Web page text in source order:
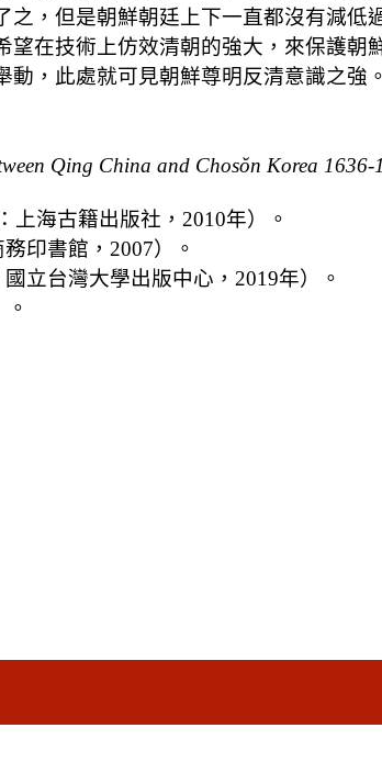
，但是朝鮮朝廷上下一直都沒有減低
在技術上仿效清朝的強大，來保護朝
，此處就可見朝鮮尊明反清意識之強。
Qing China and Chosŏn Korea 1636-
海古籍出版社，2010年）。
印書館，2007）。
立台灣大學出版中心，2019年）。